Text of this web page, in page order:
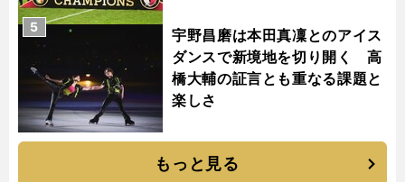
宇野昌磨は本田真凜とのアイス
ダンスで新境地を切り開く 高
橋大輔の証言とも重なる課題と
楽しさ
5
もっと見る